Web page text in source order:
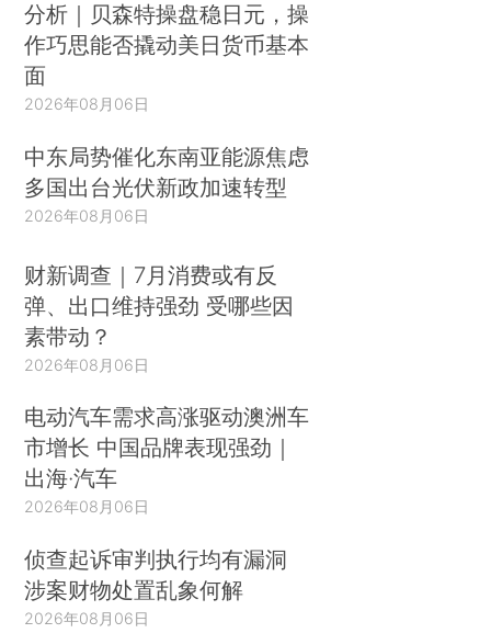
分析｜贝森特操盘稳日元，操
作巧思能否撬动美日货币基本
面
2026年08月06日
中东局势催化东南亚能源焦虑
多国出台光伏新政加速转型
2026年08月06日
财新调查｜7月消费或有反
弹、出口维持强劲 受哪些因
素带动？
2026年08月06日
电动汽车需求高涨驱动澳洲车
市增长 中国品牌表现强劲｜
出海·汽车
2026年08月06日
侦查起诉审判执行均有漏洞
涉案财物处置乱象何解
2026年08月06日